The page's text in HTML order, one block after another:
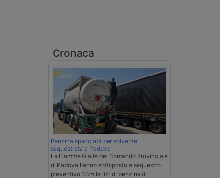
Cronaca
Benzina spacciata per solvente
sequestrata a Padova
Le Fiamme Gialle del Comando Provinciale
di Padova hanno sottoposto a sequestro
preventivo 33mila litri di benzina di